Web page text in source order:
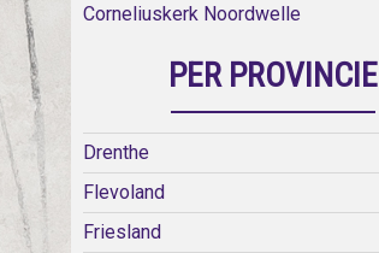
Corneliuskerk Noordwelle
PER PROVINCIE
Drenthe
Flevoland
Friesland